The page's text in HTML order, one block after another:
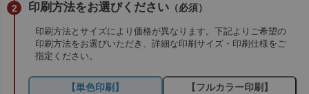
印刷方法をお選びください （必須）
印刷方法とサイズにより価格が異なります。下記よりご希望の
印刷方法をお選びいただき、詳細な印刷サイズ・印刷仕様をご
指定ください。
【単色印刷】 【フルカラー印刷】